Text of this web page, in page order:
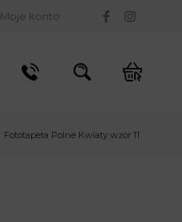
Moje konto
Fototapeta Polne Kwiaty wzór 11